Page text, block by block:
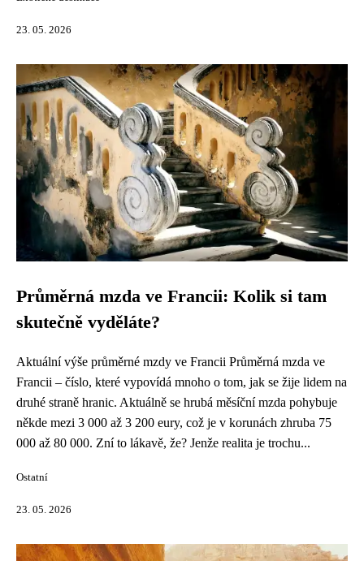
23. 05. 2026
Průměrná mzda ve Francii: Kolik si tam
skutečně vyděláte?
Aktuální výše průměrné mzdy ve Francii Průměrná mzda ve
Francii – číslo, které vypovídá mnoho o tom, jak se žije lidem na
druhé straně hranic. Aktuálně se hrubá měsíční mzda pohybuje
někde mezi 3 000 až 3 200 eury, což je v korunách zhruba 75
000 až 80 000. Zní to lákavě, že? Jenže realita je trochu...
Ostatní
23. 05. 2026